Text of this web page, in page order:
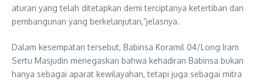
aturan yang telah ditetapkan demi terciptanya ketertiban dan
pembangunan yang berkelanjutan,”jelasnya.
Dalam kesempatan tersebut, Babinsa Koramil 04/Long Iram
Sertu Masjudin menegaskan bahwa kehadiran Babinsa bukan
hanya sebagai aparat kewilayahan, tetapi juga sebagai mitra